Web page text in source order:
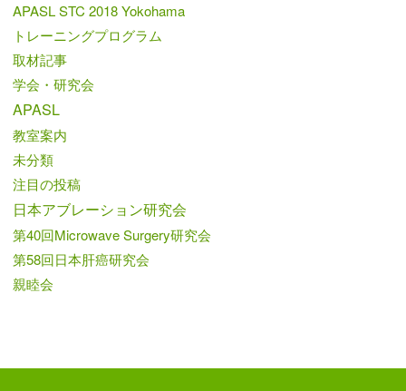
APASL STC 2018 Yokohama
トレーニングプログラム
取材記事
学会・研究会
APASL
教室案内
未分類
注目の投稿
日本アブレーション研究会
第40回Microwave Surgery研究会
第58回日本肝癌研究会
親睦会